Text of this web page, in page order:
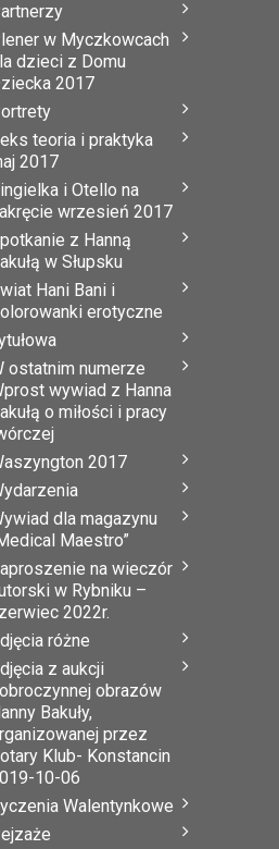
w Myczkowcach
dzieci z Domu
2017
teoria i praktyka
2017
i Otello na
wrzesień 2017
z Hanną
w Słupsku
Hani Bani i
erotyczne
ostatnim numerze
wywiad z Hanna
o miłości i pracy
2017
dla magazynu
Maestro”
na wieczór
w Rybniku –
2022r.
różne
z aukcji
obrazów
Bakuły,
przez
Klub- Konstancin
10-06
Walentynkowe